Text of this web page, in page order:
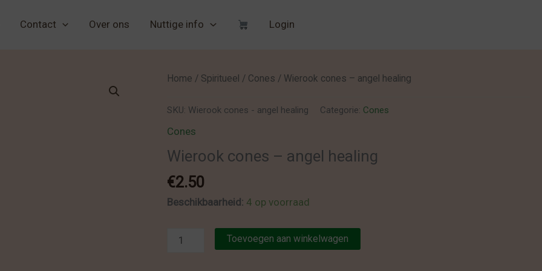
Contact Over ons Nuttige info Login
Home / Spiritueel / Cones / Wierook cones – angel healing
SKU: Wierook cones - angel healing Categorie: Cones
Cones
Wierook cones – angel healing
€2.50
Beschikbaarheid: 4 op voorraad
Wierook
Toevoegen aan winkelwagen